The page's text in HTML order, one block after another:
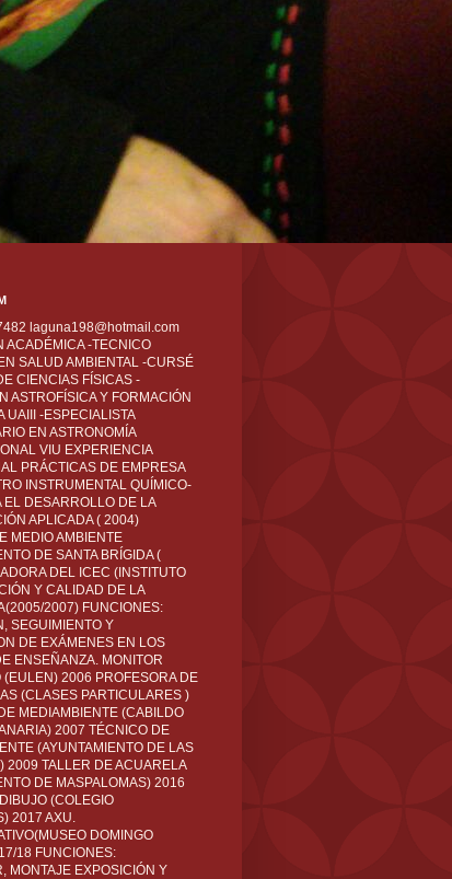
laguna198@hotmail.com
ACADÉMICA -TECNICO
SALUD AMBIENTAL -CURSÉ
CIENCIAS FÍSICAS -
ASTROFÍSICA Y FORMACIÓN
UAIII -ESPECIALISTA
EN ASTRONOMÍA
VIU EXPERIENCIA
PRÁCTICAS DE EMPRESA
INSTRUMENTAL QUÍMICO-
EL DESARROLLO DE LA
APLICADA ( 2004)
MEDIO AMBIENTE
DE SANTA BRÍGIDA (
DEL ICEC (INSTITUTO
Y CALIDAD DE LA
2007) FUNCIONES:
SEGUIMIENTO Y
DE EXÁMENES EN LOS
ENSEÑANZA. MONITOR
(EULEN) 2006 PROFESORA DE
(CLASES PARTICULARES )
MEDIAMBIENTE (CABILDO
2007 TÉCNICO DE
(AYUNTAMIENTO DE LAS
2009 TALLER DE ACUARELA
DE MASPALOMAS) 2016
(COLEGIO
2017 AXU.
DOMINGO
18 FUNCIONES:
MONTAJE EXPOSICIÓN Y